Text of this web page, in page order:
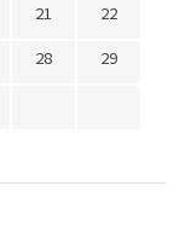
21
22
28
29